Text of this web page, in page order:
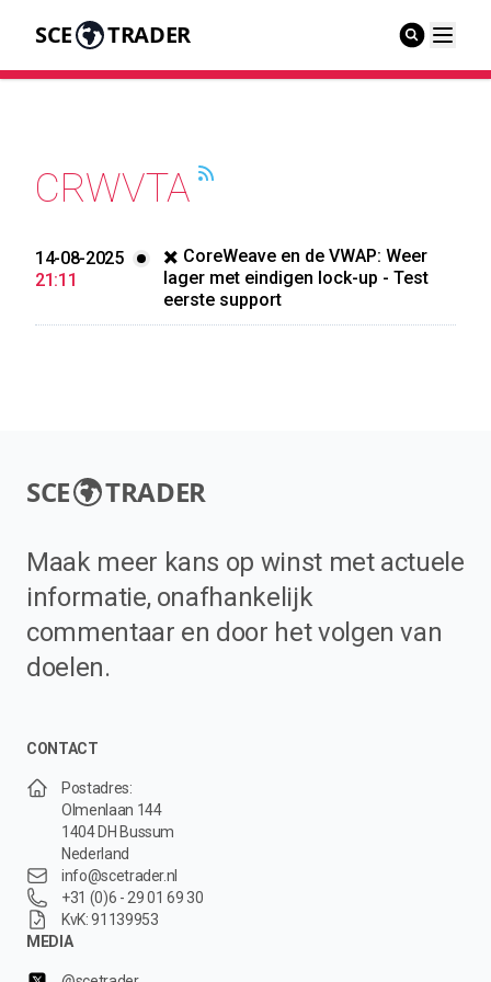
SCE TRADER
CRWVTA
14-08-2025
21:11
✖️ CoreWeave en de VWAP: Weer
lager met eindigen lock-up - Test
eerste support
SCE TRADER
Maak meer kans op winst met actuele
informatie, onafhankelijk
commentaar en door het volgen van
doelen.
CONTACT
Postadres:
Olmenlaan 144
1404 DH Bussum
Nederland
info@scetrader.nl
+31 (0)6 - 29 01 69 30
KvK: 91139953
MEDIA